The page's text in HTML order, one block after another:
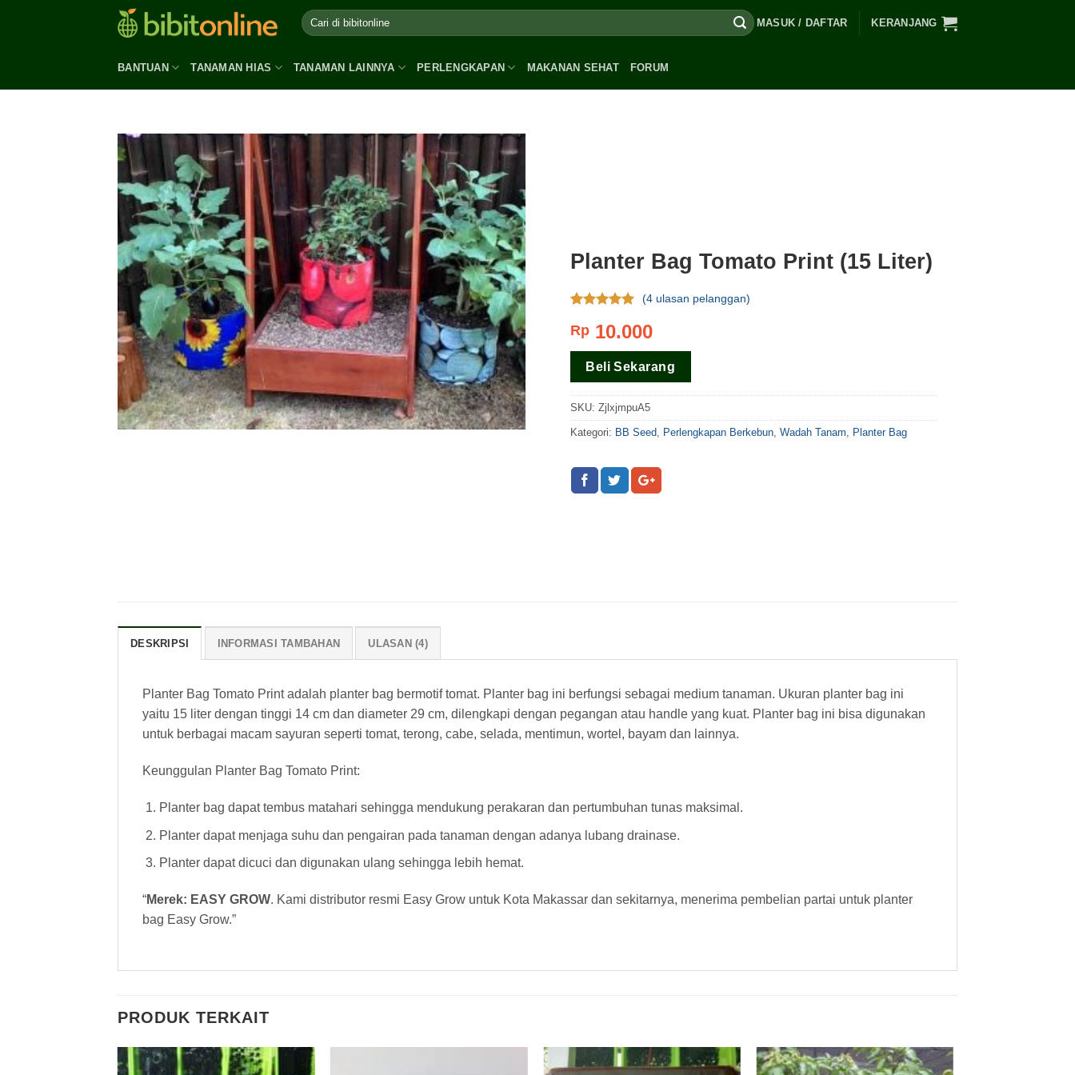
MASUK / DAFTAR KERANJANG
BANTUAN TANAMAN HIAS TANAMAN LAINNYA PERLENGKAPAN MAKANAN SEHAT FORUM
Planter Bag Tomato Print (15 Liter)
dari 5
pelanggan
(4ulasan pelanggan)
Rp10.000
Beli Sekarang
SKU: ZjlxjmpuA5
Kategori: BB Seed Perlengkapan Berkebun, Wadah Tanam Planter Bag
DESKRIPSI INFORMASI TAMBAHAN ULASAN (4)
Planter Bag Tomato Print adalah planter bag bermotif tomat. Planter bag ini berfungsi sebagai medium tanaman. Ukuran planter bag ini
yaitu 15 liter dengan tinggi 14 cm dan diameter 29 cm, dilengkapi dengan pegangan atau handle yang kuat. Planter bag ini bisa digunakan
untuk berbagai macam sayuran seperti tomat, terong, cabe, selada, mentimun, wortel, bayam dan lainnya.
Keunggulan Planter Bag Tomato Print:
Planter bag dapat tembus matahari sehingga mendukung perakaran dan pertumbuhan tunas maksimal.
Planter dapat menjaga suhu dan pengairan pada tanaman dengan adanya lubang drainase.
Planter dapat dicuci dan digunakan ulang sehingga lebih hemat.
“Merek: EASY GROW. Kami distributor resmi Easy Grow untuk Kota Makassar dan sekitarnya, menerima pembelian partai untuk planter
bag Easy Grow.”
PRODUK TERKAIT